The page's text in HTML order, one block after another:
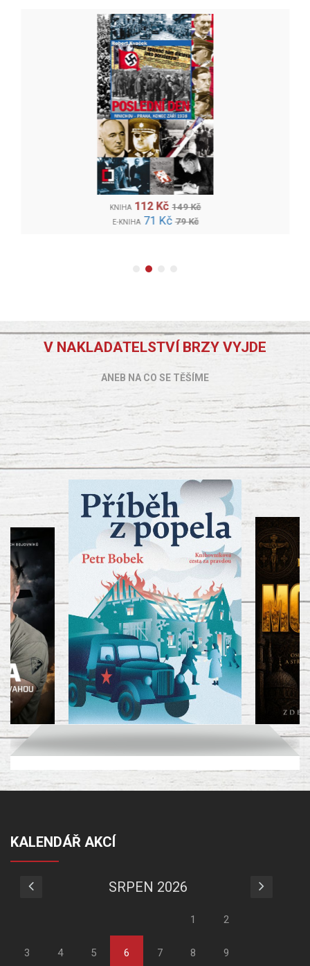
KNIHA 112 Kč 149 Kč
E-KNIHA 71 Kč 79 Kč
V NAKLADATELSTVÍ BRZY VYJDE
ANEB NA CO SE TĚŠÍME
KALENDÁŘ AKCÍ
SRPEN 2026
1 2
3 4 5 6 7 8 9